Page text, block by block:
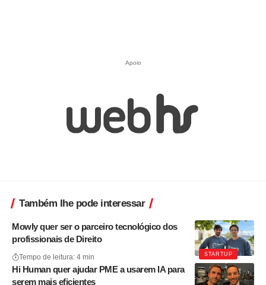
Apoio
Também lhe pode interessar
STARTUP
Mowly quer ser o parceiro tecnológico dos
profissionais de Direito
Tempo de leitura: 4 min
Hi Human quer ajudar PME a usarem IA para
serem mais eficientes